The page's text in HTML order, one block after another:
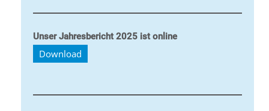
Unser Jahresbericht 2025 ist online
Download